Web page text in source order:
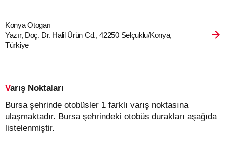
Konya Otogarı
Yazır, Doç. Dr. Halil Ürün Cd., 42250 Selçuklu/Konya,
Türkiye
Varış Noktaları
Bursa şehrinde otobüsler 1 farklı varış noktasına
ulaşmaktadır. Bursa şehrindeki otobüs durakları aşağıda
listelenmiştir.